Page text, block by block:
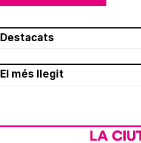
Destacats
El més llegit